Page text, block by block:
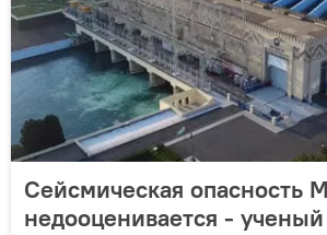
Сейсмическая опасность
недооценивается - ученый